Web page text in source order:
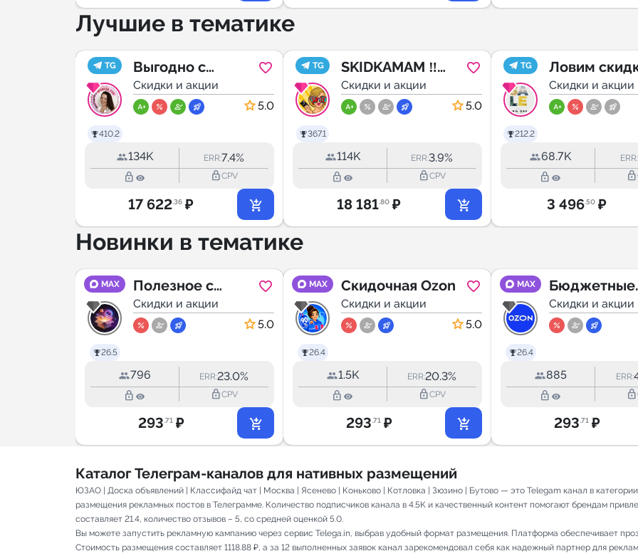
Лучшие в тематике
TG
410.2
Выгодно с
Татьяной
Скидки и акции
5.0
134K ERR:7.4%
lock_outline lock_outlineCPV
17 622.36 ₽
TG
367.1
SKIDKAMAM ‼️
СЛИВАЕМ
товары за
Скидки и акции
5.0
114K ERR:3.9%
lock_outline lock_outlineCPV
18 181.80 ₽
TG
212.2
Ловим
промокоды,
распродажи,
Скидки и акции
68.7K ERR:
lock_outline lock_outline
3 496.50 ₽
Новинки в тематике
MAX
26.5
Полезное с
маркетплейсов
Скидки и акции
5.0
796 ERR:23.0%
lock_outline lock_outlineCPV
293.71 ₽
MAX
26.4
Скидочная Ozon
Скидки и акции
5.0
1.5K ERR:20.3%
lock_outline lock_outlineCPV
293.71 ₽
MAX
26.4
Бюджетные
находки с
Скидки и акции
885 ERR:
lock_outline lock_outline
293.71 ₽
Каталог Телеграм-каналов для нативных размещений
ЮЗАО | Доска объявлений | Классифайд чат | Москва | Ясенево | Коньково | Котловка | Зюзино | Бутово — это Telegam канал в
размещения рекламных постов в Телеграмме. Количество подписчиков канала в 4.5K и качественный контент помогают брендам
составляет 21.4, количество отзывов – 5, со средней оценкой 5.0.
Вы можете запустить рекламную кампанию через сервис Telega.in, выбрав удобный формат размещения. Платформа обеспечивает
Стоимость размещения составляет 1118.88 ₽, а за 12 выполненных заявок канал зарекомендовал себя как надежный партнер для